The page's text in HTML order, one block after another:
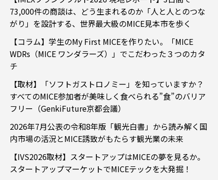
73,000件の商談は、どう生まれるのか「人と人とのつな
がり」を設計する、世界最大級のMICE見本市を歩く
【コラム】学生のMy First MICEを作りたい。「MICE
WDRs（MICE ワンダラーズ）」でこだわった３つのカタ
チ
【取材】「ソフトガストロノミー」を知っていますか？
すべてのMICE参加者が美味しく食べられる”食”のバリア
フリー（GenkiFuture京都会議）
2026年7月公表の令和8年版「観光白書」から読み解く国
内市場の活況とMICE誘致がもたらす観光業の未来
【IVS2026取材】スタートアップはMICEの夢を見るか。
スタートアップマーケットでMICEテックを大発掘！